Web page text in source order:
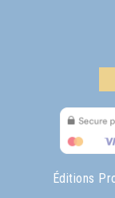
Éditions